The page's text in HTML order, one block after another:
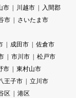
市 川越市
入間郡
市
さいたま市
成田市
佐倉市
市川市
松戸市
市
東村山市
王子市
立川市
区
港区